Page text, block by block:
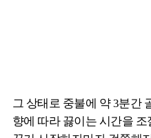
그 상태로 중불에 약 3분간
향에 따라 끓이는 시간을